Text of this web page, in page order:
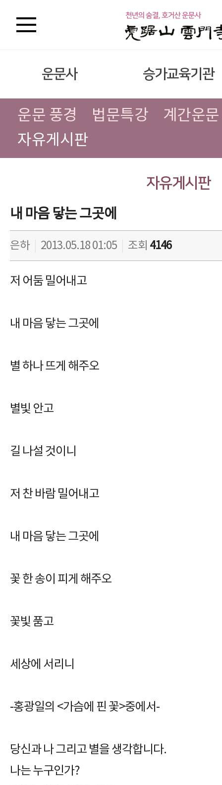
운문사 승가교육기관
운문 풍경 법문특강
계간운문
자유게시판
자유게시판
내 마음 닿는 그곳에
은하 2013.05.18 01:05 조회 4146
저 어둠 밀어내고
내 마음 닿는 그곳에
별 하나 뜨게 해주오
별빛 안고
길 나설 것이니
저 찬 바람 밀어내고
내 마음 닿는 그곳에
꽃 한 송이 피게 해주오
꽃빛 품고
세상에 서리니
-홍광일의 <가슴에 핀 꽃>중에서-
당신과 나 그리고 별을 생각합니다.
나는 누구인가?